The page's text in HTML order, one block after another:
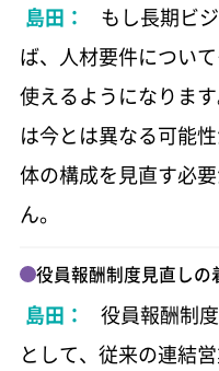
島田：
もし長期ビ
ば、人材要件につい
使えるようになりま
は今とは異なる可能
体の構成を見直す必
ん。
役員報酬制度見直しの
島田：
役員報酬制
として、従来の連結